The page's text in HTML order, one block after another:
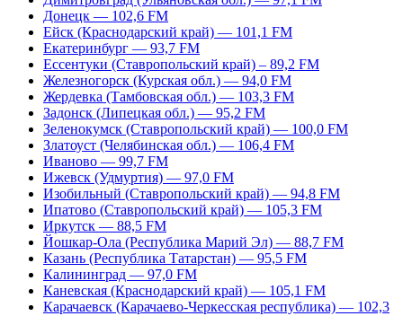
Донецк — 102,6 FM
Ейск (Краснодарский край) — 101,1 FM
Екатеринбург — 93,7 FM
Ессентуки (Ставропольский край) – 89,2 FM
Железногорск (Курская обл.) — 94,0 FM
Жердевка (Тамбовская обл.) — 103,3 FM
Задонск (Липецкая обл.) — 95,2 FM
Зеленокумск (Ставропольский край) — 100,0 FM
Златоуст (Челябинская обл.) — 106,4 FM
Иваново — 99,7 FM
Ижевск (Удмуртия) — 97,0 FM
Изобильный (Ставропольский край) — 94,8 FM
Ипатово (Ставропольский край) — 105,3 FM
Иркутск — 88,5 FM
Йошкар-Ола (Республика Марий Эл) — 88,7 FM
Казань (Республика Татарстан) — 95,5 FM
Калининград — 97,0 FM
Каневская (Краснодарский край) — 105,1 FM
Карачаевск (Карачаево-Черкесская республика) — 102,3